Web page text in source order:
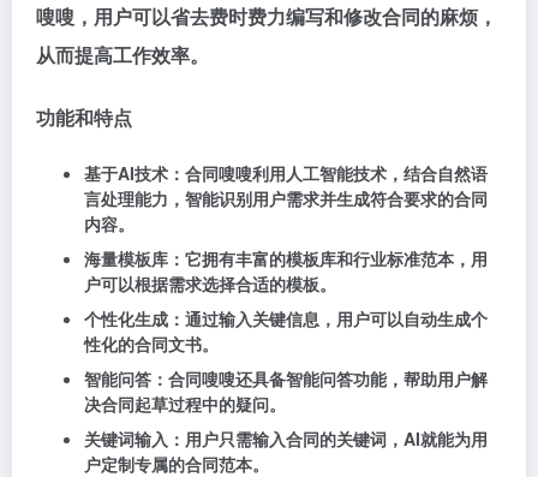
嗖嗖，用户可以省去费时费力编写和修改合同的麻烦，
从而提高工作效率。
功能和特点
基于AI技术：合同嗖嗖利用人工智能技术，结合自然语
言处理能力，智能识别用户需求并生成符合要求的合同
内容。
海量模板库：它拥有丰富的模板库和行业标准范本，用
户可以根据需求选择合适的模板。
个性化生成：通过输入关键信息，用户可以自动生成个
性化的合同文书。
智能问答：合同嗖嗖还具备智能问答功能，帮助用户解
决合同起草过程中的疑问。
关键词输入：用户只需输入合同的关键词，AI就能为用
户定制专属的合同范本。